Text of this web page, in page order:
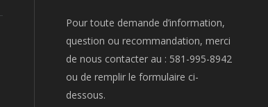
Pour toute demande d’information,
question ou recommandation, merci
de nous contacter au : 581-995-8942
ou de remplir le formulaire ci-
dessous.